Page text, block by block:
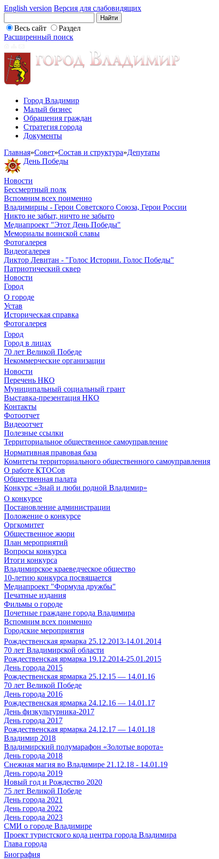
English version Версия для слабовидящих
Весь сайт
Раздел
Расширенный поиск
Город Владимир
Малый бизнес
Обращения граждан
Стратегия города
Документы
Главная»Совет»Состав и структура»Депутаты
День Победы
Новости
Бессмертный полк
Вспомним всех поименно
Владимирцы - Герои Советского Союза, Герои России
Никто не забыт, ничто не забыто
Медиапроект "Этот День Победы"
Мемориалы воинской славы
Фотогалерея
Видеогалерея
Диктор Левитан - "Голос Истории. Голос Победы"
Патриотический сквер
Новости
Город
О городе
Устав
Историческая справка
Фотогалерея
Город
Город в лицах
70 лет Великой Победе
Некоммерческие организации
Новости
Перечень НКО
Муниципальный социальный грант
Выставка-презентация НКО
Контакты
Фотоотчет
Видеоотчет
Полезные ссылки
Территориальное общественное самоуправление
Нормативная правовая база
Комитеты территориального общественного самоуправления
О работе КТОСов
Общественная палата
Конкурс «Знай и люби родной Владимир»
О конкурсе
Постановление администрации
Положение о конкурсе
Оргкомитет
Общественное жюри
План мероприятий
Вопросы конкурса
Итоги конкурса
Владимирское краеведческое общество
10-летию конкурса посвящается
Медиапроект "Формула дружбы"
Печатные издания
Фильмы о городе
Почетные граждане города Владимира
Вспомним всех поименно
Городские мероприятия
Рождественская ярмарка 25.12.2013-14.01.2014
70 лет Владимирской области
Рождественская ярмарка 19.12.2014-25.01.2015
День города 2015
Рождественская ярмарка 25.12.15 — 14.01.16
70 лет Великой Победе
День города 2016
Рождественская ярмарка 24.12.16 — 14.01.17
День физкультурника-2017
День города 2017
Рождественская ярмарка 24.12.17 — 14.01.18
Владимир 2018
Владимирский полумарафон «Золотые ворота»
День города 2018
Снежная магия во Владимире 21.12.18 - 14.01.19
День города 2019
Новый год и Рождество 2020
75 лет Великой Победе
День города 2021
День города 2022
День города 2023
СМИ о городе Владимире
Проект туристского кода центра города Владимира
Глава города
Биография